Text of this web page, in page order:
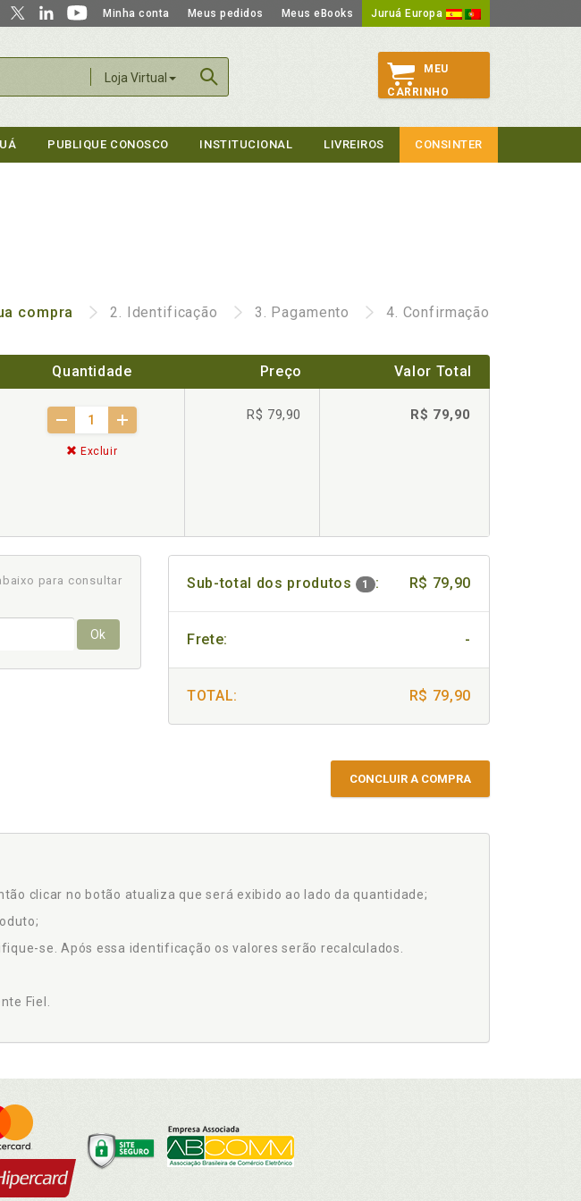
Minha conta Meus pedidos Meus eBooks Juruá Europa
Loja Virtual
MEU
CARRINHO
PUBLIQUE CONOSCO INSTITUCIONAL LIVREIROS CONSINTER
compra 2. Identificação 3. Pagamento 4. Confirmação
Quantidade Preço Valor Total
Excluir
R$ 79,90 R$ 79,90
para consultar
Ok
Sub-total dos produtos 1 : R$ 79,90
Frete: -
TOTAL: R$ 79,90
CONCLUIR A COMPRA
clicar no botão atualiza que será exibido ao lado da quantidade;
se. Após essa identificação os valores serão recalculados.
Fiel.